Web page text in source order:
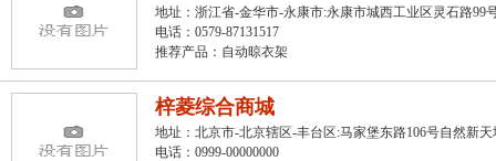
地址：浙江省-金华市-永康市:永康市城西工业区灵石路99
电话：0579-87131517
推荐产品： 自动晾衣架
梓菱综合商城
地址：北京市-北京辖区-丰台区:马家堡东路106号自然新天
电话：0999-00000000